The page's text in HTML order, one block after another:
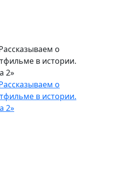
о
в истории.
2»
о
в истории.
2»